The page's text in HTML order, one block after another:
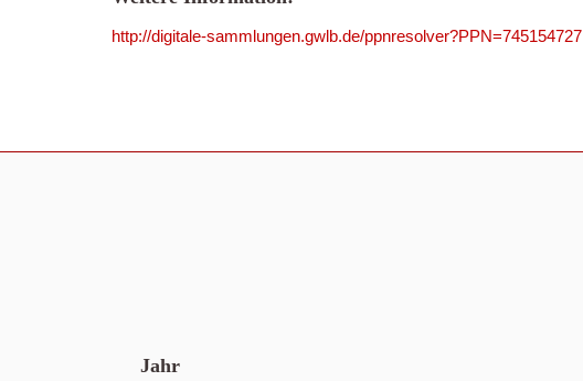
http://digitale-sammlungen.gwlb.de/ppnresolver?PPN=745154727
Jahr